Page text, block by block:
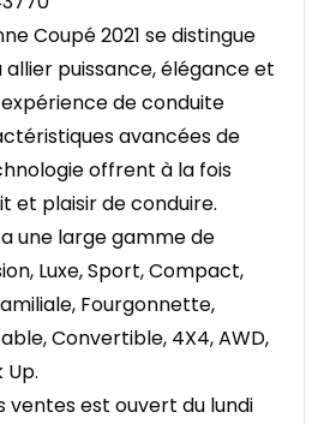
Coupé 2021 se distingue
puissance, élégance et
de conduite
avancées de
offrent à la fois
et plaisir de conduire.
une large gamme de
Luxe, Sport, Compact,
Fourgonnette,
Convertible, 4X4, AWD,
Up.
est ouvert du lundi